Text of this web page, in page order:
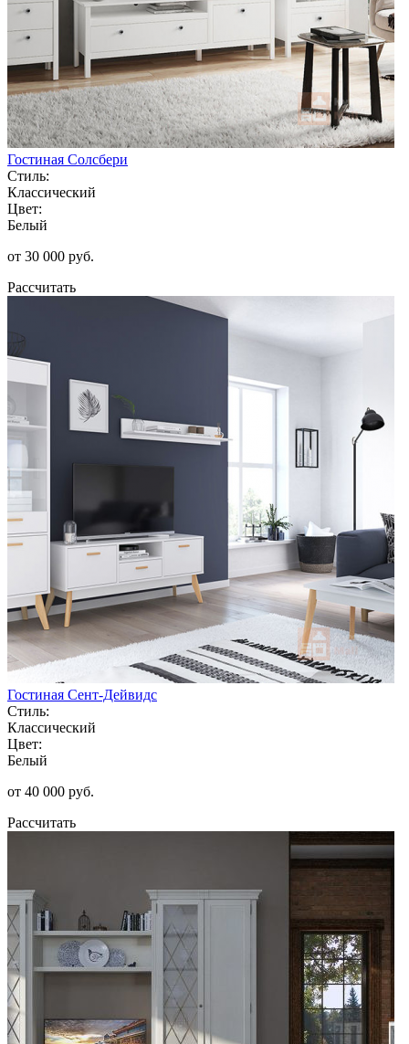
Гостиная Солсбери
Стиль:
Классический
Цвет:
Белый
от 30 000 руб.
Рассчитать
Гостиная Сент-Дейвидс
Стиль:
Классический
Цвет:
Белый
от 40 000 руб.
Рассчитать